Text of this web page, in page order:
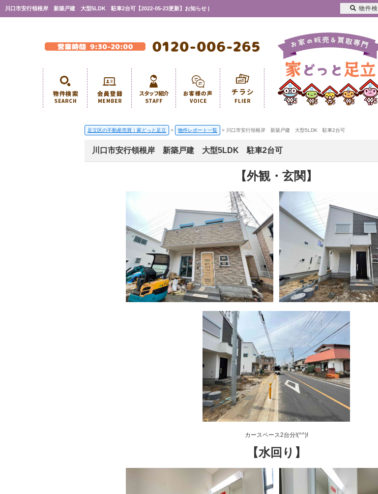
川口市安行領根岸 新築戸建 大型5LDK 駐車2台可【2022-05-23更新】お知らせ |
足立区の不動産売買｜家どっと足立 > 物件レポート一覧 > 川口市安行領根岸 新築戸建 大型5LDK 駐車2台可
川口市安行領根岸 新築戸建 大型5LDK 駐車2台可
【外観・玄関】
カースペース2台分!(^^)!
【水回り】
物件